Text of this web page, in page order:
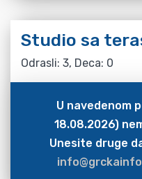
Studio sa
Odrasli: 3, Deca: 0
U navedenom
18.08.2026)
Unesite druge